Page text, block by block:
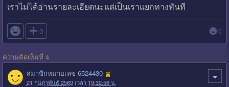
เราไม่ได้อ่านรายละเอียดนะแต่เป็นเราแยกทางทันที
 0 0
ความคิดเห็นที่ 4
สมาชิกหมายเลข 6524430
21 กุมภาพันธ์ 2569 เวลา 19:32:56 น.